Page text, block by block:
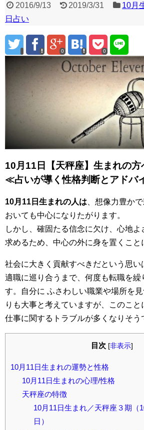
2016/9/13 2019/3/31 10月
日占い
0 0
10月11日【天秤座】生まれの方
≪占いが導く性格判断とアドバ
10月11日生まれの人は 、想像力豊か
おいても中心になりたがります。
しかし、確固たる信念に欠け、心地よ
求めるため、中心の外に身を置くこと
社会に大きく貢献すべきだという思い
適職に巡り合うまで、何度も転職を繰
す。自分に ふさわしい職業や場所を
りも大事と考えていますが、このこと
仕事に関するトラブルが多くなりそう
目次 [非表示]
10月11日生まれの運勢と性格
10月11日生まれの心理/性格
天秤座の特徴
10月11日生まれ／天秤座３期（
日）